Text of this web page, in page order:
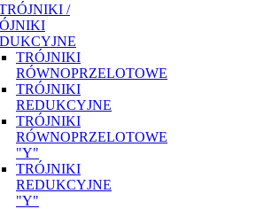
/
TRÓJNIKI
RÓWNOPRZELOTOWE
TRÓJNIKI
REDUKCYJNE
TRÓJNIKI
RÓWNOPRZELOTOWE
"Y"
TRÓJNIKI
REDUKCYJNE
"Y"